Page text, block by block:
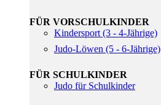
FÜR VORSCHULKINDER
Kindersport (3 - 4-Jährige)
Judo-Löwen (5 - 6-Jährige)
FÜR SCHULKINDER
Judo für Schulkinder